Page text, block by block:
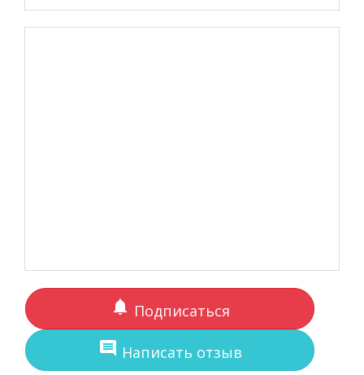
notifications Подписаться
comment Написать отзыв